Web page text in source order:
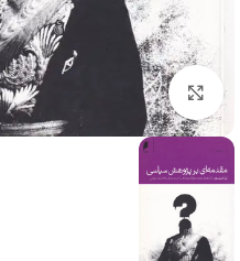
برای بزرگنمایی کلیک کنید